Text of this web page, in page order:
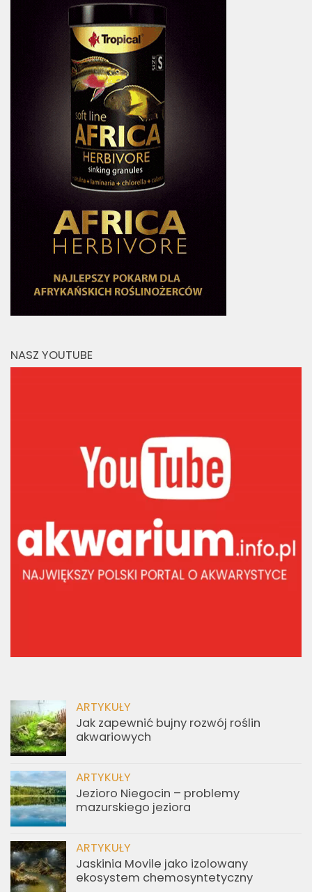
NASZ YOUTUBE
ARTYKUŁY
Jak zapewnić bujny rozwój roślin
akwariowych
ARTYKUŁY
Jezioro Niegocin – problemy
mazurskiego jeziora
ARTYKUŁY
Jaskinia Movile jako izolowany
ekosystem chemosyntetyczny